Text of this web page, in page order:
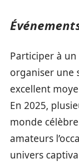
Participer à
organiser une
excellent
En 2025,
monde
amateurs
univers